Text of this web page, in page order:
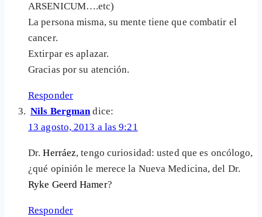
ARSENICUM….etc)
La persona misma, su mente tiene que combatir el
cancer.
Extirpar es aplazar.
Gracias por su atención.
Responder
Nils Bergman dice:
13 agosto, 2013 a las 9:21
Dr.Herráez, tengo curiosidad: usted que es oncólogo,
¿qué opinión le merece la Nueva Medicina, del Dr.
Ryke Geerd Hamer?
Responder